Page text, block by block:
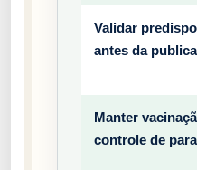
Validar
antes da
Manter
controle de